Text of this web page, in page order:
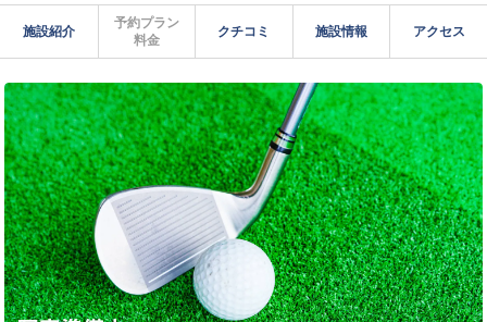
施設紹介
予約プラン
料金
クチコミ 施設情報 アクセス